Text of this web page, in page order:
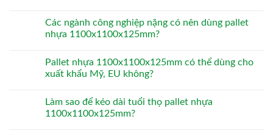
Các ngành công nghiệp nặng có nên dùng pallet
nhựa 1100x1100x125mm?
Pallet nhựa 1100x1100x125mm có thể dùng cho
xuất khẩu Mỹ, EU không?
Làm sao để kéo dài tuổi thọ pallet nhựa
1100x1100x125mm?